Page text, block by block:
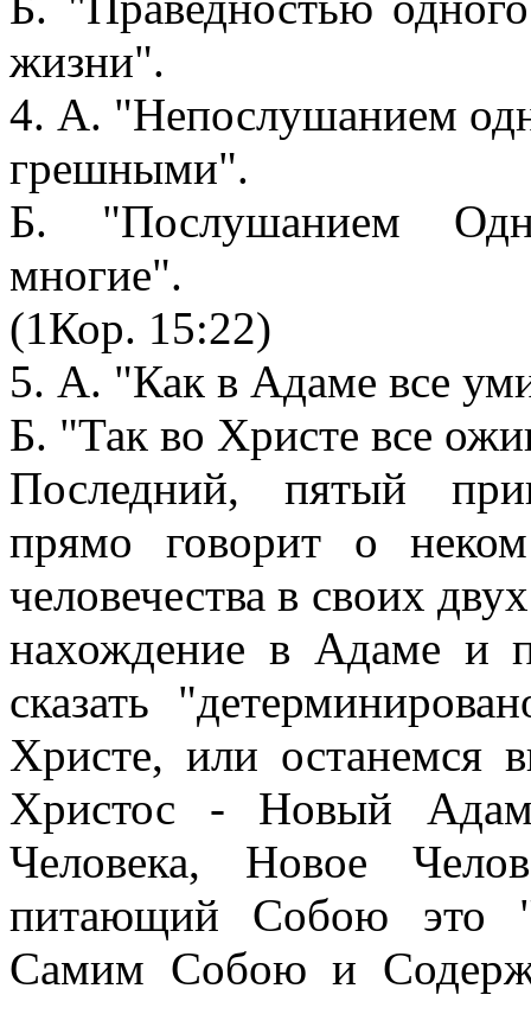
жизни".
4. А. "Непослушанием
грешными".
Б. "Послушанием
многие".
(1Кор. 15:22)
5. А. "Как в Адаме все
Б. "Так во Христе все
Последний, пятый
прямо говорит о
человечества в своих
нахождение в Адаме и
сказать
Христе, или останемся
Христос - Новый
Человека, Новое
питающий Собою это
Самим Собою и